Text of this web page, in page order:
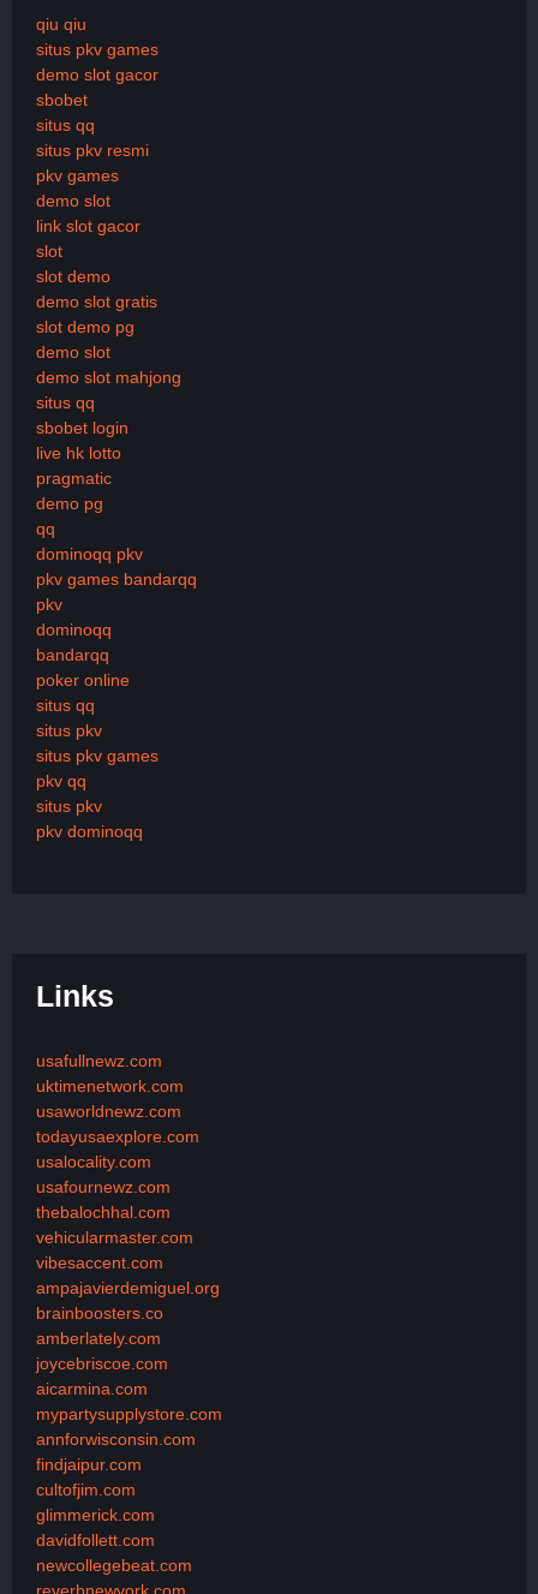
qiu qiu
situs pkv games
demo slot gacor
sbobet
situs qq
situs pkv resmi
pkv games
demo slot
link slot gacor
slot
slot demo
demo slot gratis
slot demo pg
demo slot
demo slot mahjong
situs qq
sbobet login
live hk lotto
pragmatic
demo pg
qq
dominoqq pkv
pkv games bandarqq
pkv
dominoqq
bandarqq
poker online
situs qq
situs pkv
situs pkv games
pkv qq
situs pkv
pkv dominoqq
Links
usafullnewz.com
uktimenetwork.com
usaworldnewz.com
todayusaexplore.com
usalocality.com
usafournewz.com
thebalochhal.com
vehicularmaster.com
vibesaccent.com
ampajavierdemiguel.org
brainboosters.co
amberlately.com
joycebriscoe.com
aicarmina.com
mypartysupplystore.com
annforwisconsin.com
findjaipur.com
cultofjim.com
glimmerick.com
davidfollett.com
newcollegebeat.com
reverbnewyork.com